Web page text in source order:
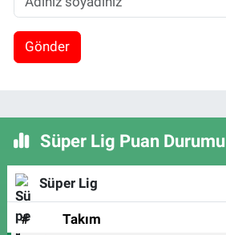
Gönder
Süper Lig Puan Durumu
Süper Lig
# Takım